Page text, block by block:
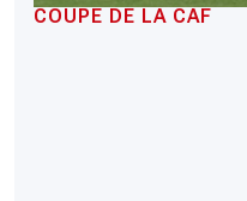
COUPE DE LA CAF